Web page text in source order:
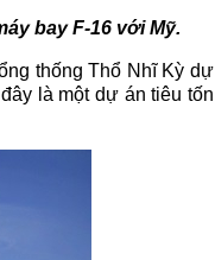
bay F-16 với Mỹ.
thống Thổ Nhĩ Kỳ dự
là một dự án tiêu tốn